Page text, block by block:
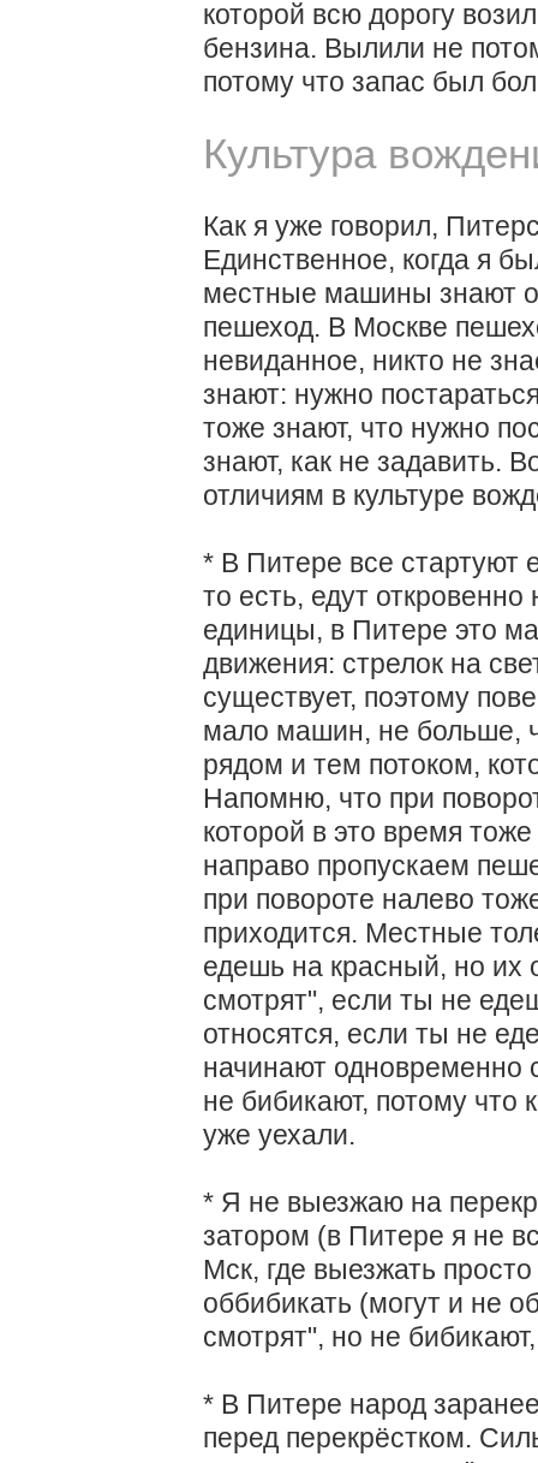
которой всю дорогу
бензина. Вылили не
потому что запас был
Культура
Как я уже говорил,
Единственное, когда я
местные машины знают о
пешеход. В Москве
невиданное, никто не
знают: нужно
тоже знают, что нужно
знают, как не задавить.
отличиям в культуре
* В Питере все стартуют
то есть, едут
единицы, в Питере это
движения: стрелок на
существует, поэтому
мало машин, не больше,
рядом и тем потоком,
Напомню, что при
которой в это время
направо пропускаем
при повороте налево
приходится. Местные
едешь на красный, но их
смотрят", если ты не
относятся, если ты не
начинают одновременно
не бибикают, потому что
уже уехали.
* Я не выезжаю на
затором (в Питере я не
Мск, где выезжать
оббибикать (могут и не
смотрят", но не
* В Питере народ
перед перекрёстком.